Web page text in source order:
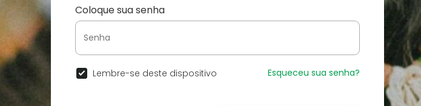
Coloque sua senha
Lembre-se deste dispositivo Esqueceu sua senha?